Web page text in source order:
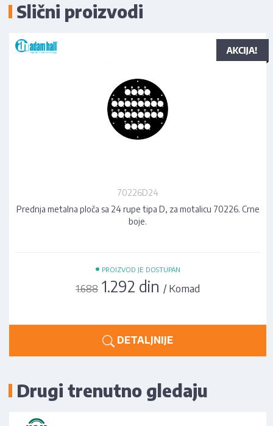
Slični proizvodi
70226D24
Prednja metalna ploča sa 24 rupe tipa D, za motalicu 70226. Crne
boje.
• PROIZVOD JE DOSTUPAN
1.688 1.292 din / Komad
DETALJNIJE
Drugi trenutno gledaju